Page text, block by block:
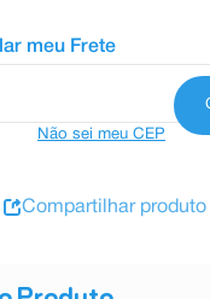
Não sei meu CEP
Compartilhar produto